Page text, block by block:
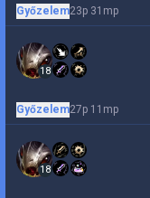
Győzelem23p 31mp
18
Győzelem27p 11mp
18